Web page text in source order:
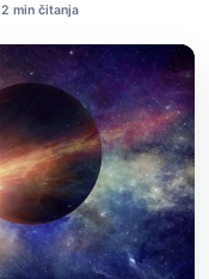
2 min čitanja